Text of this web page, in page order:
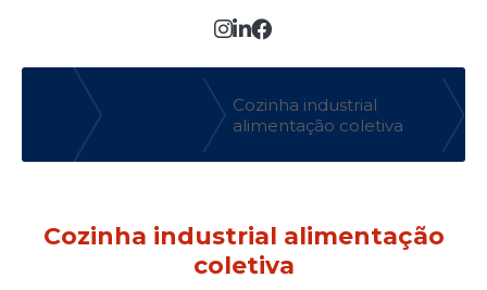
Cozinha industrial
alimentação coletiva
Cozinha industrial alimentação
coletiva